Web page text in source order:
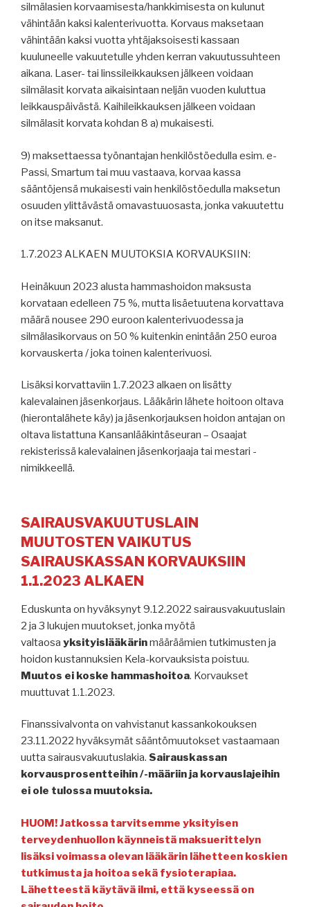
silmälasien korvaamisesta/hankkimisesta on kulunut
vähintään kaksi kalenterivuotta. Korvaus maksetaan
vähintään kaksi vuotta yhtäjaksoisesti kassaan
kuuluneelle vakuutetulle yhden kerran vakuutussuhteen
aikana. Laser- tai linssileikkauksen jälkeen voidaan
silmälasit korvata aikaisintaan neljän vuoden kuluttua
leikkauspäivästä. Kaihileikkauksen jälkeen voidaan
silmälasit korvata kohdan 8 a) mukaisesti.
9) maksettaessa työnantajan henkilöstöedulla esim. e-
Passi, Smartum tai muu vastaava, korvaa kassa
sääntöjensä mukaisesti vain henkilöstöedulla maksetun
osuuden ylittävästä omavastuuosasta, jonka vakuutettu
on itse maksanut.
1.7.2023 ALKAEN MUUTOKSIA KORVAUKSIIN:
Heinäkuun 2023 alusta hammashoidon maksusta
korvataan edelleen 75 %, mutta lisäetuutena korvattava
määrä nousee 290 euroon kalenterivuodessa ja
silmälasikorvaus on 50 % kuitenkin enintään 250 euroa
korvauskerta / joka toinen kalenterivuosi.
Lisäksi korvattaviin 1.7.2023 alkaen on lisätty
kalevalainen jäsenkorjaus. Lääkärin lähete hoitoon oltava
(hierontalähete käy) ja jäsenkorjauksen hoidon antajan on
oltava listattuna Kansanlääkintäseuran – Osaajat
rekisterissä kalevalainen jäsenkorjaaja tai mestari -
nimikkeellä.
SAIRAUSVAKUUTUSLAIN
MUUTOSTEN VAIKUTUS
SAIRAUSKASSAN KORVAUKSIIN
1.1.2023 ALKAEN
Eduskunta on hyväksynyt 9.12.2022 sairausvakuutuslain
2 ja 3 lukujen muutokset, jonka myötä
valtaosa yksityislääkärinmääräämien tutkimusten ja
hoidon kustannuksien Kela-korvauksista poistuu.
Muutos ei koske hammashoitoa. Korvaukset
muuttuvat 1.1.2023.
Finanssivalvonta on vahvistanut kassankokouksen
23.11.2022 hyväksymät sääntömuutokset vastaamaan
uutta sairausvakuutuslakia. Sairauskassan
korvausprosentteihin /-määriin ja korvauslajeihin
ei ole tulossa muutoksia.
HUOM!Jatkossa tarvitsemme yksityisen
terveydenhuollon käynneistä maksuerittelyn
lisäksi voimassa olevan lääkärin lähetteen koskien
tutkimusta ja hoitoa sekä fysioterapiaa.
Lähetteestä käytävä ilmi, että kyseessä on